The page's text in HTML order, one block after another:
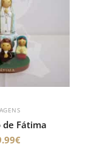
de Fátima
€